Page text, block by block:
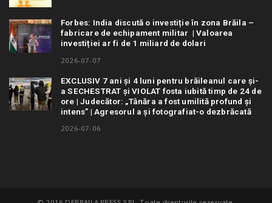
Forbes: India discută o investiție în zona Brăila –
fabricare de echipament militar | Valoarea
investiției ar fi de 1 miliard de dolari
2026-07-07
EXCLUSIV 7 ani și 4 luni pentru brăileanul care și-
a SECHESTRAT și VIOLAT fosta iubită timp de 24 de
ore | Judecător: „Tânăra a fost umilită profund și
intens” | Agresorul a și fotografiat-o dezbrăcată
2026-07-06